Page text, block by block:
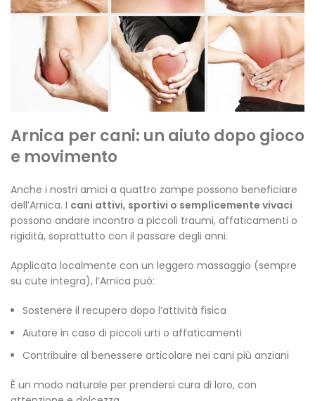
Arnica per cani: un aiuto dopo gioco
e movimento
Anche i nostri amici a quattro zampe possono beneficiare
dell’Arnica. I cani attivi, sportivi o semplicemente vivaci
possono andare incontro a piccoli traumi, affaticamenti o
rigidità, soprattutto con il passare degli anni.
Applicata localmente con un leggero massaggio (sempre
su cute integra), l’Arnica può:
Sostenere il recupero dopo l’attività fisica
Aiutare in caso di piccoli urti o affaticamenti
Contribuire al benessere articolare nei cani più anziani
È un modo naturale per prendersi cura di loro, con